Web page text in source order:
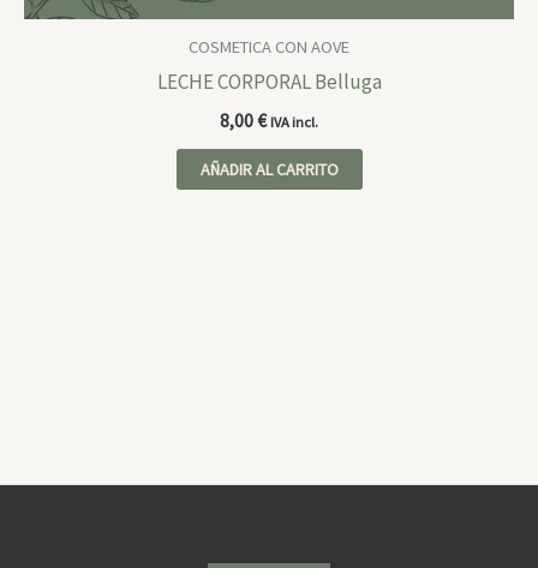
COSMETICA CON AOVE
LECHE CORPORAL Belluga
8,00€ IVA incl.
AÑADIR AL CARRITO